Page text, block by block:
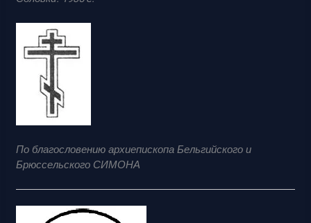
По благословению архиепископа Бельгийского и
Брюссельского СИМОНА